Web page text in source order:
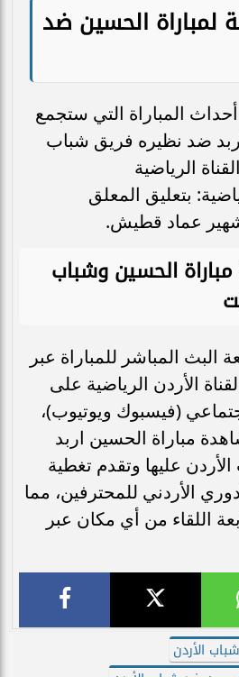
لمباراة الحسين ضد
المباراة التي ستجمع
ضد نظيره فريق شباب
الرياضية
بتعليق المعلق
عماد قطيش.
الحسين وشباب
البث المباشر للمباراة عبر
الأردن الرياضية على
(فيسبوك ويوتيوب)،
مباراة الحسين اربد
عليها وتقدم تغطية
الأردني للمحترفين، مما
اللقاء من أي مكان عبر
الأردن